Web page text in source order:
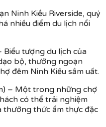
Ninh Kiều Riverside, quý
nhiều điểm du lịch nổi
Biểu tượng du lịch của
bộ, thưởng ngoạn
đêm Ninh Kiều sầm uất.
– Một trong những chợ
có thể trải nghiệm
thưởng thức ẩm thực đặc